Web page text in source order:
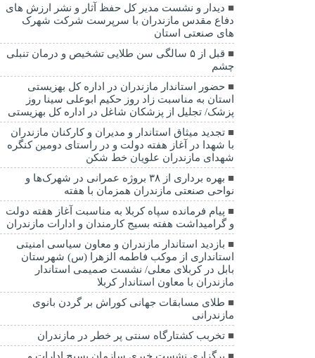
دیدار و نشست مدیر کل حفظ آثار و نشر ارزش های
دفاع مقدس مازندران با سرپرست شرکت شهرک
های صنعتی استان
قبل از ۵ سالگی سن طلایی تشخیص و درمان تنبلی
چشم
حضور استاندار مازندران در اداره کل بهزیستی
استان به مناسبت زاد روز حکیم ابوعلی سینا روز
پزشک/ تجلیل از پزشکان شاغل در اداره کل بهزیستی
تجدید میثاق استاندار و مدیران و کارکنان مازندران
با شهدا در آغاز هفته دولت و در راستای دومین کنگره
شهدای مازندران علویان خط شکن
بهره برداری از ۳۸ بروژه عمرانی در شهرک‌ها و
نواحی صنعتی مازندران همزمان با هفته
پیام فرمانده سپاه کربلا به مناسبت آغاز هفته دولت
و گرامیداشت هفته بسیج کارمندان و ادارات مازندران
بازدید استاندار مازندران و معاون سیاسی امنیتی
استانداری از موکب فاطمه الزهرا (س) شهرستان
بابل در کربلای معلی/ نشست صمیمی استاندار
مازندران با معاون استاندار کربلا
طلای مسابقات جهانی کوراش بر گردن بانوی
مازندرانی
تخربب کشتارگاه سنتی پر خطر در مازندران